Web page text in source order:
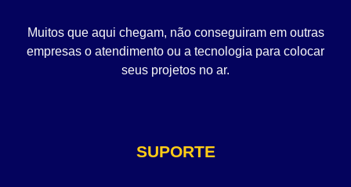
Muitos que aqui chegam, não conseguiram em outras
empresas o atendimento ou a tecnologia para colocar
seus projetos no ar.
SUPORTE